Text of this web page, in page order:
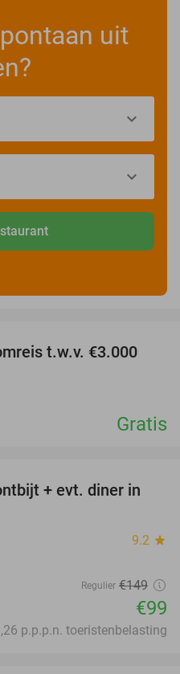
uit
t.w.v. €3.000
Gratis
34%
+ evt. diner in
9.2 star
Regulier €149
€99
p.p.p.n. toeristenbelasting